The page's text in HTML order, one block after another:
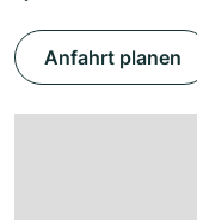
Anfahrt planen